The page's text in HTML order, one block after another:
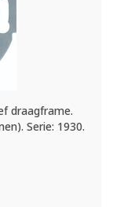
draagframe.
Serie: 1930.